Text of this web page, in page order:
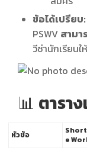
ข้อได้เปรียบ:
PSWV สามา
วีซ่านักเรียน
📊 ตารา
หัวข้อ
e